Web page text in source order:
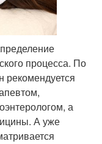
процесса. По
рекомендуется
а
А уже